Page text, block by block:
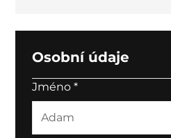
Osobní údaje
Jméno*